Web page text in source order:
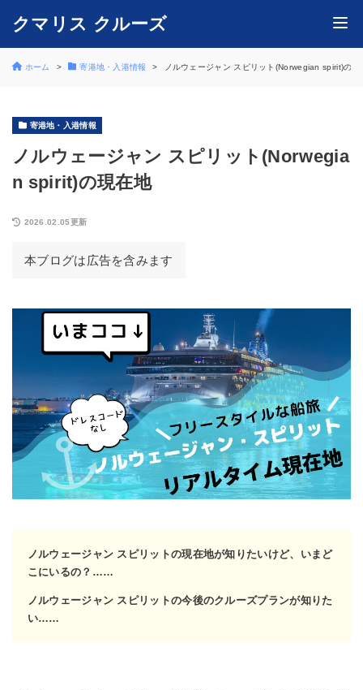
クマリス クルーズ
ホーム 寄港地・入港情報 ノルウェージャン スピリット(Norwegian spirit)の現
寄港地・入港情報
ノルウェージャン スピリット(Norwegia
n spirit)の現在地
2026.02.05更新
本ブログは広告を含みます
ノルウェージャン スピリットの現在地が知りたいけど、いまど
こにいるの？……
ノルウェージャン スピリットの今後のクルーズプランが知りた
い……